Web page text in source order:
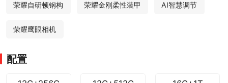
荣耀自研顿钢构 荣耀金刚柔性装甲 AI智慧调节
荣耀鹰眼相机
配置